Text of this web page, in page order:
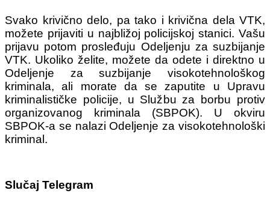
Svako krivično delo, pa tako i krivična dela VTK,
možete prijaviti u najbližoj policijskoj stanici. Vašu
prijavu potom prosleđuju Odeljenju za suzbijanje
VTK. Ukoliko želite, možete da odete i direktno u
Odeljenje za suzbijanje visokotehnološkog
kriminala, ali morate da se zaputite u Upravu
kriminalističke policije, u Službu za borbu protiv
organizovanog kriminala (SBPOK). U okviru
SBPOK-a se nalazi Odeljenje za visokotehnološki
kriminal.
Slučaj Telegram